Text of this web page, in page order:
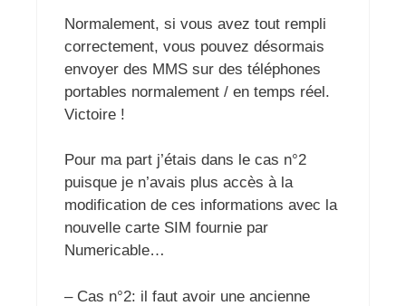
Normalement, si vous avez tout rempli
correctement, vous pouvez désormais
envoyer des MMS sur des téléphones
portables normalement / en temps réel.
Victoire !
Pour ma part j’étais dans le cas n°2
puisque je n’avais plus accès à la
modification de ces informations avec la
nouvelle carte SIM fournie par
Numericable…
– Cas n°2: il faut avoir une ancienne